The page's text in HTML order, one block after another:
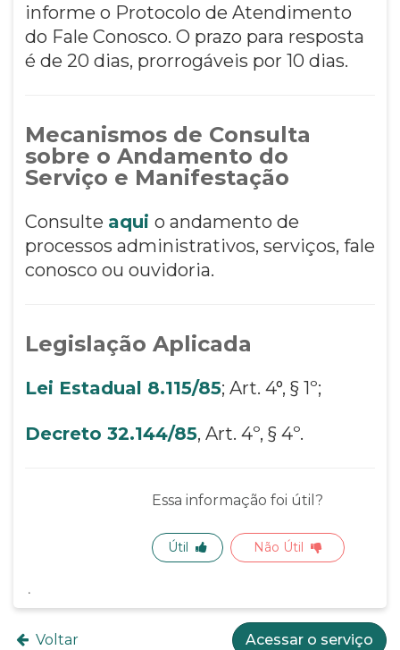
informe o Protocolo de Atendimento
do Fale Conosco. O prazo para resposta
é de 20 dias, prorrogáveis por 10 dias.
Mecanismos de Consulta
sobre o Andamento do
Serviço e Manifestação
Consulte aqui o andamento de
processos administrativos, serviços, fale
conosco ou ouvidoria.
Legislação Aplicada
Lei Estadual 8.115/85; Art. 4°, § 1º;
Decreto 32.144/85, Art. 4º, § 4º.
Essa informação foi útil?
Útil Não Útil
Voltar Acessar o serviço